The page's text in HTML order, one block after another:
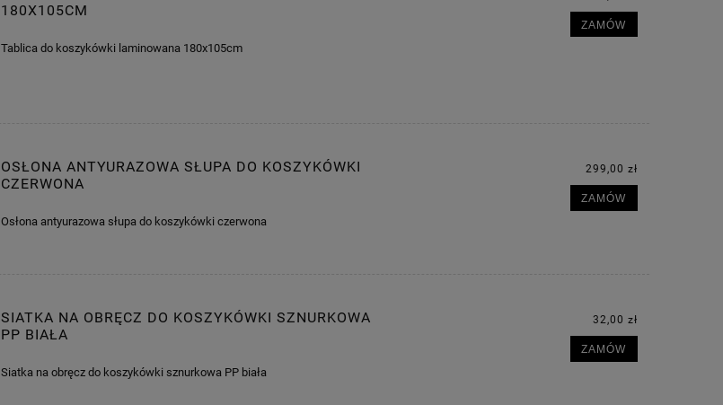
180X105CM
Tablica do koszykówki laminowana 180x105cm
ZAMÓW
OSŁONA ANTYURAZOWA SŁUPA DO KOSZYKÓWKI
CZERWONA
Osłona antyurazowa słupa do koszykówki czerwona
299,00 zł
ZAMÓW
SIATKA NA OBRĘCZ DO KOSZYKÓWKI SZNURKOWA
PP BIAŁA
Siatka na obręcz do koszykówki sznurkowa PP biała
32,00 zł
ZAMÓW